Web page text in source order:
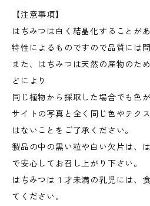
【注意事項】
はちみつは白く結晶化することがあ
特性によるものですので品質には
また、はちみつは天然の産物のた
どにより
同じ植物から採取した場合でも色
サイトの写真と全く同じ色やテク
はないことをご了承ください。
製品の中の黒い粒や白い欠片は、
で安心してお召し上がり下さい。
はちみつは１才未満の乳児には、
てください。